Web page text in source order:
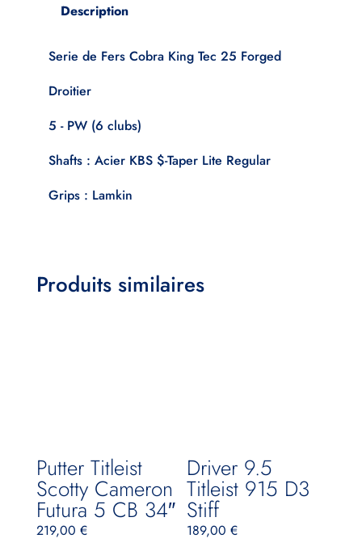
Description
Serie de Fers Cobra King Tec 25 Forged
Droitier
5 - PW (6 clubs)
Shafts : Acier KBS $-Taper Lite Regular
Grips : Lamkin
Produits similaires
Putter Titleist
Scotty Cameron
Futura 5 CB 34″
219,00 €
Driver 9.5
Titleist 915 D3
Stiff
189,00€